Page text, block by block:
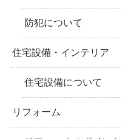
防犯について
住宅設備・インテリア
住宅設備について
リフォーム